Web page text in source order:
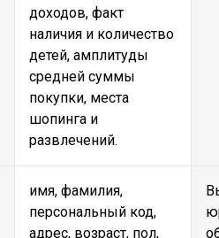
доходов, факт
наличия и количество
детей, амплитуды
средней суммы
покупки, места
шопинга и
развлечений.
имя, фамилия,
персональный код,
адрес, возраст, пол,